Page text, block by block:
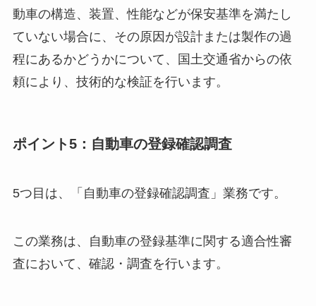
動車の構造、装置、性能などが保安基準を満たし
ていない場合に、その原因が設計または製作の過
程にあるかどうかについて、国土交通省からの依
頼により、技術的な検証を行います。
ポイント5：自動車の登録確認調査
5つ目は、「自動車の登録確認調査」業務です。
この業務は、自動車の登録基準に関する適合性審
査において、確認・調査を行います。